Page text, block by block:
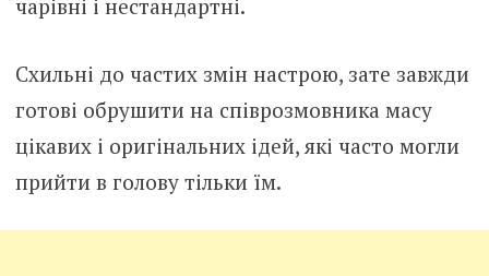
чарівні і нестандартні.
Схильні до частих змін настрою, зате завжди
готові обрушити на співрозмовника масу
цікавих і оригінальних ідей, які часто могли
прийти в голову тільки їм.